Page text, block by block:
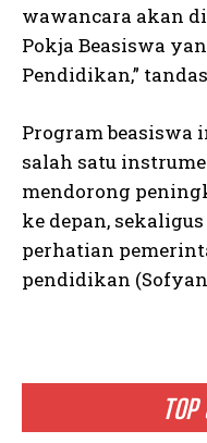
wawancara akan
Pokja Beasiswa
Pendidikan,”
Program
salah satu
mendorong
ke depan,
perhatian
pendidikan